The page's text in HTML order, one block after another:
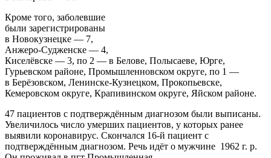
Кроме того, заболевшие
были зарегистрированы
в Новокузнецке — 7,
Анжеро-Судженске — 4,
Киселёвске — 3, по 2 — в Белове, Полысаеве, Юрге,
Гурьевском районе, Промышленновском округе, по 1 —
в Берёзовском, Ленинске-Кузнецком, Прокопьевске,
Кемеровском округе, Крапивинском округе, Яйском районе.
47 пациентов с подтверждённым диагнозом были выписаны.
Увеличилось число умерших пациентов, у которых ранее
выявили коронавирус. Скончался 16-й пациент с
подтверждённым диагнозом. Речь идёт о мужчине 1962 г. р.